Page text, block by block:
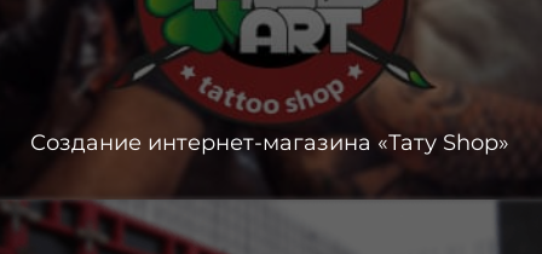
Создание интернет-магазина «Тату Shop»